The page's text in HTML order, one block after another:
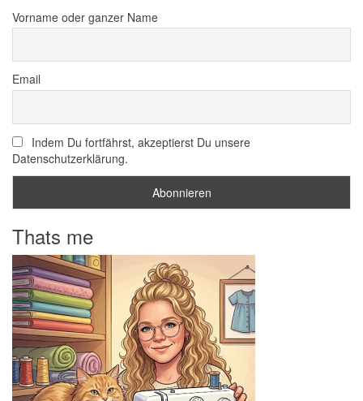
Vorname oder ganzer Name
Email
Indem Du fortfährst, akzeptierst Du unsere
Datenschutzerklärung.
Thats me